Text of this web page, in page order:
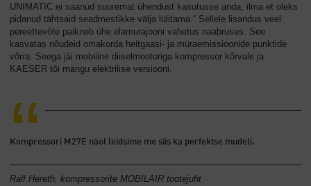
UNIMATIC ei saanud suuremat ühendust kasutusse anda, ilma et oleks
pidanud tähtsaid seadmestikke välja lülitama.“ Sellele lisandus veel:
pereettevõte paikneb ühe elamurajooni vahetus naabruses. See
kasvatas nõudeid omakorda heitgaasi- ja müraemissioonide punktide
võrra. Seega jäi mobiilne diiselmootoriga kompressor kõrvale ja
KAESER tõi mängu elektrilise versiooni.
Kompressori M27E näol leidsime me siis ka perfektse mudeli.
Ralf Hereth, kompressorite MOBILAIR tootejuht